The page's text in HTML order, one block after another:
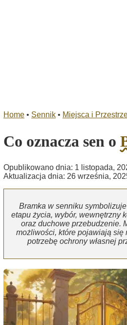
Home • Sennik • Miejsca i
Co oznacza sen o
Opublikowano dnia: 1 listopada,
Aktualizacja dnia: 26 września,
Bramka w senniku
etapu życia, wybór, wewnętrzny
oraz duchowe przebudzenie.
możliwości, które pojawiają się
potrzebę ochrony własnej